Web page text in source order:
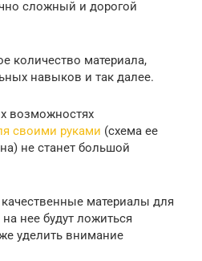
сложный и дорогой
количество материала,
навыков и так далее.
возможностях
своими руками (схема ее
не станет большой
материалы для
нее будут ложиться
уделить внимание